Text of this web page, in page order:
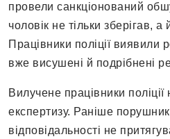
провели санкціонований
чоловік не тільки зберігав,
Працівники поліції виявили
вже висушені й подрібнені
Вилучене працівники
експертизу. Раніше
відповідальності не